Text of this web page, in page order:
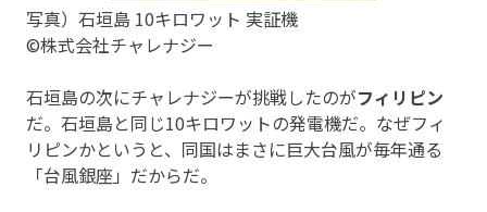
写真）石垣島 10キロワット 実証機
©株式会社チャレナジー
石垣島の次にチャレナジーが挑戦したのがフィリピン
だ。石垣島と同じ10キロワットの発電機だ。なぜフィ
リピンかというと、同国はまさに巨大台風が毎年通る
「台風銀座」だからだ。